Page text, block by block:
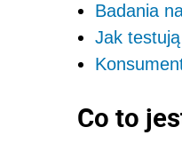
Badania
Jak
Co to